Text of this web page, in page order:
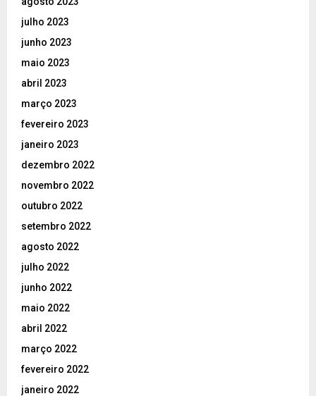
julho 2023
junho 2023
maio 2023
abril 2023
março 2023
fevereiro 2023
janeiro 2023
dezembro 2022
novembro 2022
outubro 2022
setembro 2022
agosto 2022
julho 2022
junho 2022
maio 2022
abril 2022
março 2022
fevereiro 2022
janeiro 2022